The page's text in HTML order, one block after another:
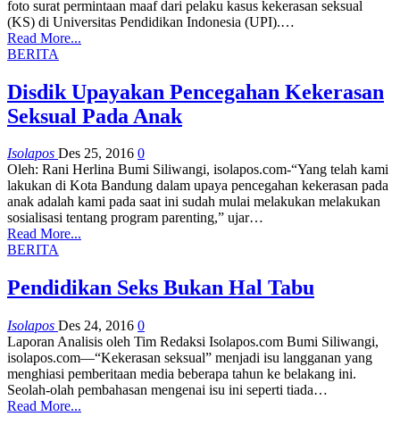
foto surat permintaan maaf dari pelaku kasus kekerasan seksual
(KS) di Universitas Pendidikan Indonesia (UPI).…
Read More...
BERITA
Disdik Upayakan Pencegahan Kekerasan
Seksual Pada Anak
Isolapos Des 25, 2016 0
Oleh: Rani Herlina Bumi Siliwangi, isolapos.com-“Yang telah kami
lakukan di Kota Bandung dalam upaya pencegahan kekerasan pada
anak adalah kami pada saat ini sudah mulai melakukan melakukan
sosialisasi tentang program parenting,” ujar…
Read More...
BERITA
Pendidikan Seks Bukan Hal Tabu
Isolapos Des 24, 2016 0
Laporan Analisis oleh Tim Redaksi Isolapos.com Bumi Siliwangi,
isolapos.com—“Kekerasan seksual” menjadi isu langganan yang
menghiasi pemberitaan media beberapa tahun ke belakang ini.
Seolah-olah pembahasan mengenai isu ini seperti tiada…
Read More...